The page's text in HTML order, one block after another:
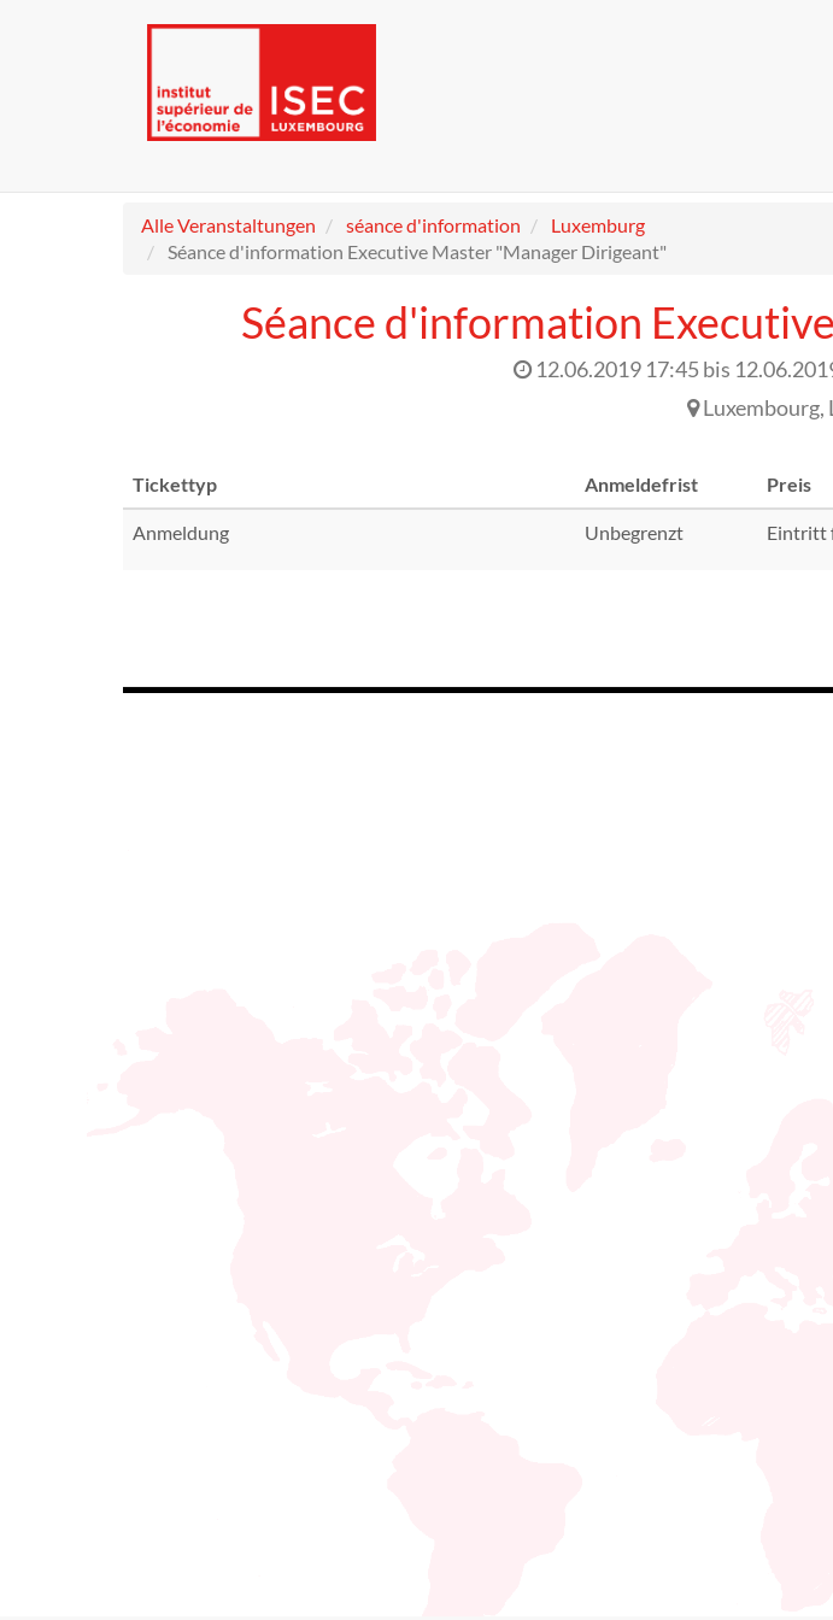
Alle Veranstaltungen séance d'information
Luxemburg
Séance d'information Executive Master "Manager Dirigeant"
Séance d'information
12.06.2019 17:45bis
Luxembourg,
Tickettyp Anmeldefrist Preis
Anmeldung Unbegrenzt Eintritt